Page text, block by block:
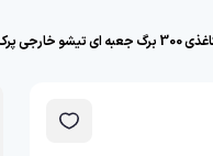
تیشو خارجی پرک